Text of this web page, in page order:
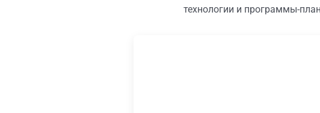
технологии и программы-